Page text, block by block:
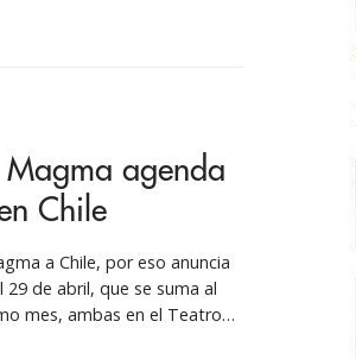
fue uno de los grandes
Magma agenda
Chile
a Chile, por eso anuncia
de abril, que se suma al
mes, ambas en el Teatro